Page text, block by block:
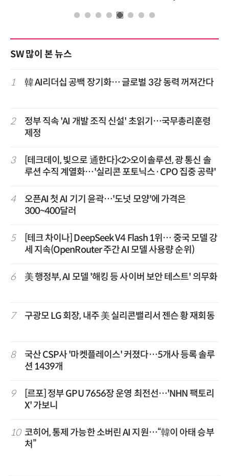
SW 많이 본 뉴스
1 韓 AI리더십 공백 장기화… 글로벌 3강 동력 꺼져간다
2
정부 직속 'AI 개발 조직 신설' 초읽기…국무총리훈령
제정
3
[테크데이, 빛으로 通한다]<2>오이솔루션, 광 통신 솔
루션 수직 계열화…'실리콘 포토닉스·CPO 집중 공략'
4
오픈AI 첫 AI 기기 윤곽…'도넛 모양'에 가격은
300~400달러
5
[테크 차이나] DeepSeek V4 Flash 1위… 중국 모델 강
세 지속(OpenRouter 주간 AI 모델 사용량 순위)
6 美 행정부, AI 모델 '해킹 등 사이버 보안 테스트' 의무화
7 구광모 LG 회장, 내주 美 실리콘밸리서 젠슨 황 재회동
8
국산 CSP사 '마켓플레이스' 커졌다…5개사 등록 솔루
션 1439개
9
[르포] 정부 GPU 7656장 운영 최전선…'NHN 팩토리
X' 가보니
10 코히어, 통제 가능한 소버린 AI 지원…“韓이 아태 승부
처”